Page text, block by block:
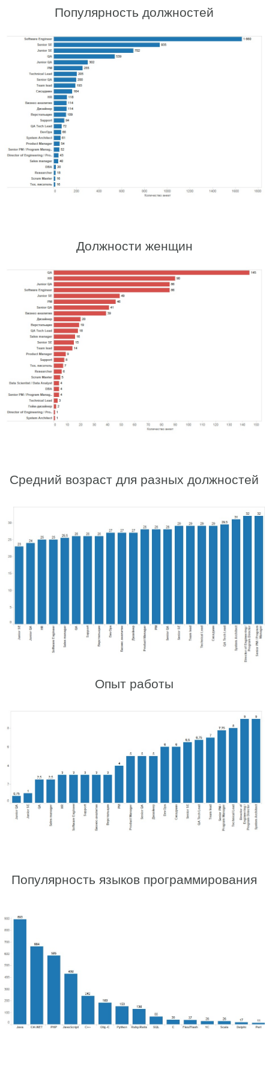
Популярность должностей
Должности женщин
Средний возраст для разных должностей
Опыт работы
Популярность языков программирования